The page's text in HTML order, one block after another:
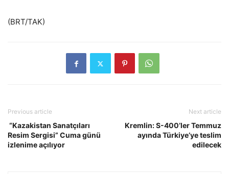
(BRT/TAK)
Previous article
“Kazakistan Sanatçıları
Resim Sergisi” Cuma günü
izlenime açılıyor
Next article
Kremlin: S-400’ler Temmuz
ayında Türkiye’ye teslim
edilecek